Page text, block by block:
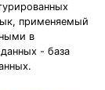
применяемый
в
- база